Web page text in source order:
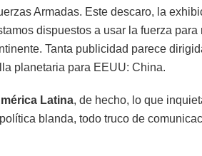
Armadas. Este descaro, la
dispuestos a usar la fuerza
Tanta publicidad parece
planetaria para EEUU: China.
Latina, de hecho, lo que
blanda, todo truco de